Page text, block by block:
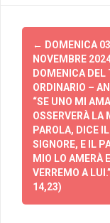
Post
navigation
← DOMENICA 03
NOVEMBRE
DOMENICA DEL
ORDINARIO –
“SE UNO MI
OSSERVERÀ LA
PAROLA, DICE IL
SIGNORE, E IL
MIO LO AMERÀ
VERREMO A
14,23)